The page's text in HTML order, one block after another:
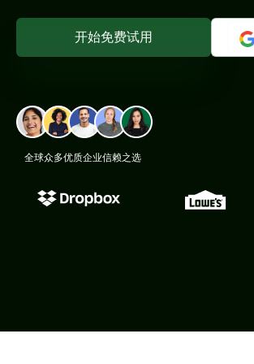
开始免费试用
全球众多优质企业信赖之选